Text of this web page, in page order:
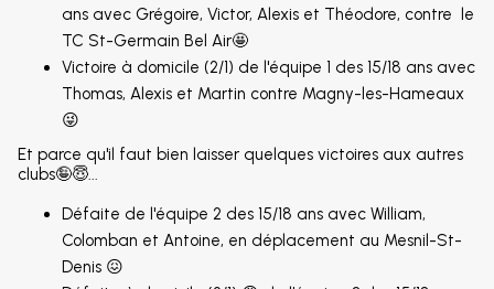
ans avec Grégoire, Victor, Alexis et Théodore, contre le
TC St-Germain Bel Air🤩
Victoire à domicile (2/1) de l'équipe 1 des 15/18 ans avec
Thomas, Alexis et Martin contre Magny-les-Hameaux
😜
Et parce qu'il faut bien laisser quelques victoires aux autres
clubs🤪😇...
Défaite de l'équipe 2 des 15/18 ans avec William,
Colomban et Antoine, en déplacement au Mesnil-St-
Denis 😖